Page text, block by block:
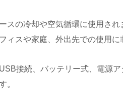
スの冷却や空気循環に使用さ
ィスや家庭、外出先での使用に
接続、バッテリー式、電源
。